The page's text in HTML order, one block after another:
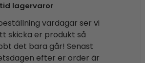
lagervaror
vardagar ser vi
skicka er produkt så
det bara går! Senast
efter er order är